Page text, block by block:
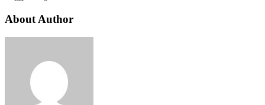
About Author